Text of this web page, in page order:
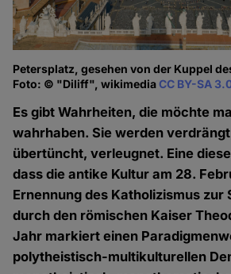
Petersplatz, gesehen von der Kuppel
Foto: © "Diliff", wikimediaCC BY-SA
Es gibt Wahrheiten, die möchte
wahrhaben. Sie werden
übertüncht, verleugnet. Eine
dass die antike Kultur am 28.
Ernennung des Katholizismus zur
durch den römischen Kaiser
Jahr markiert einen
polytheistisch-multikulturellen